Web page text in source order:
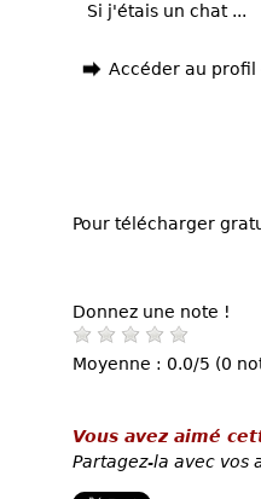
Si j'étais un chat ...
Accéder au
Pour télécharger
Donnez une note !
Moyenne : 0.0/5 (0
Vous avez aimé
Partagez-la avec vos